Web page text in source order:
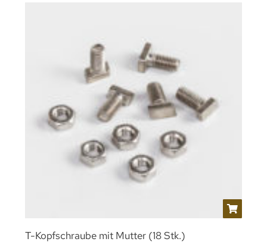
T-Kopfschraube mit Mutter (18 Stk.)